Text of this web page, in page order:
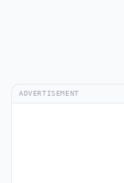
ADVERTISEMENT